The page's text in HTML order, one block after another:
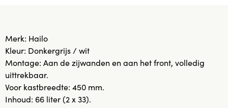
Merk: Hailo
Kleur: Donkergrijs / wit
Montage: Aan de zijwanden en aan het front, volledig
uittrekbaar.
Voor kastbreedte: 450 mm.
Inhoud: 66 liter (2 x 33).